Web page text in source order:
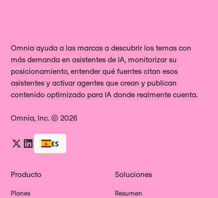
Omnia ayuda a las marcas a descubrir los temas con
más demanda en asistentes de IA, monitorizar su
posicionamiento, entender qué fuentes citan esos
asistentes y activar agentes que crean y publican
contenido optimizado para IA donde realmente cuenta.
Omnia, Inc. © 2026
ES
Producto
Planes
Soluciones
Resumen